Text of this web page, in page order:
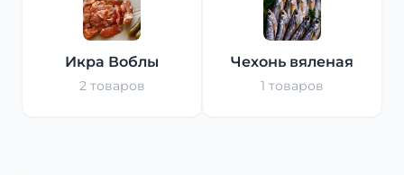
Икра Воблы
2 товаров
Чехонь вяленая
1 товаров